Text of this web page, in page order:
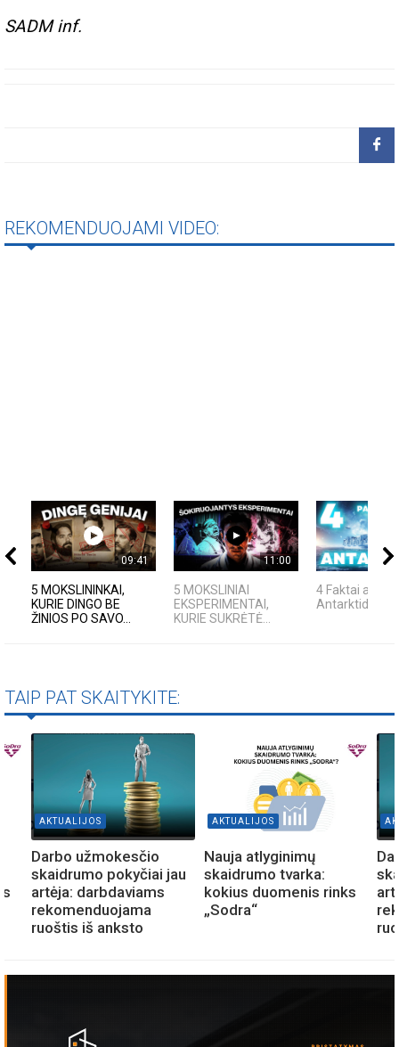
SADM inf.
REKOMENDUOJAMI VIDEO:
09:41
5 MOKSLININKAI,
KURIE DINGO BE
ŽINIOS PO SAVO...
11:00
5 MOKSLINIAI
EKSPERIMENTAI,
KURIE SUKRĖTĖ...
4 Faktai apie
Antarktidą
TAIP PAT SKAITYKITE:
AKTUALIJOS
Darbo užmokesčio
skaidrumo pokyčiai jau
artėja: darbdaviams
rekomenduojama
ruoštis iš anksto
AKTUALIJOS
Nauja atlyginimų
skaidrumo tvarka:
kokius duomenis rinks
„Sodra“